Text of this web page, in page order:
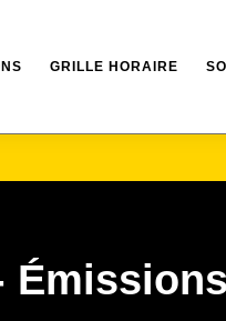
GRILLE HORAIRE